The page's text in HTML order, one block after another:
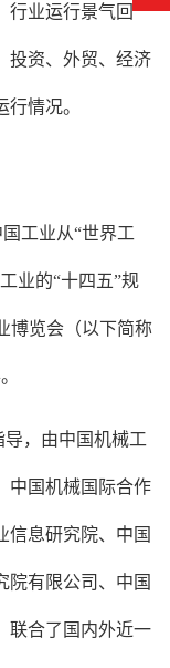
行业运行景气回
投资、外贸、经济
情况。
工业从“世界工
业的“十四五”规
博览会（以下简称
，由中国机械工
中国机械国际合作
信息研究院、中国
院有限公司、中国
联合了国内外近一